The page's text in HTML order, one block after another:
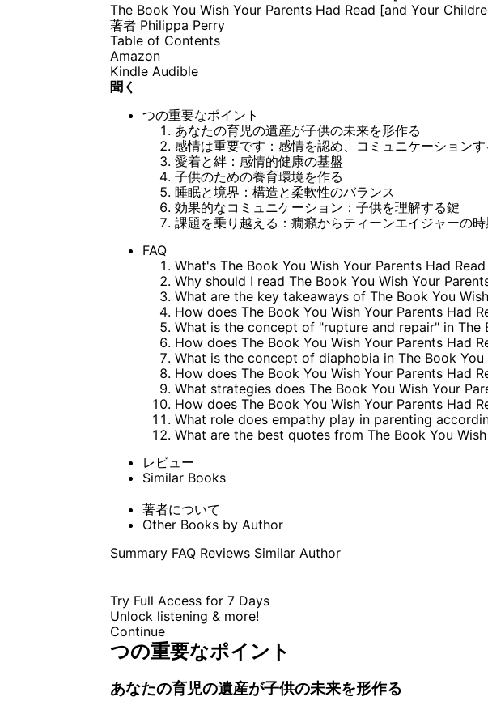
The Book You Wish Your Parents Had Read [and Your
著者 Philippa Perry
Table of Contents
Amazon
Kindle Audible
聞く
つの重要なポイント
あなたの育児の遺産が子供の未来を形作る
感情は重要です：感情を認め、コミュニケーションす
愛着と絆：感情的健康の基盤
子供のための養育環境を作る
睡眠と境界：構造と柔軟性のバランス
効果的なコミュニケーション：子供を理解する鍵
課題を乗り越える：癇癪からティーンエイジャーの
FAQ
What's The Book You Wish Your Parents Had
Why should I read The Book You Wish Your
What are the key takeaways of The Book You
How does The Book You Wish Your Parents Had
What is the concept of "rupture and repair" in The
How does The Book You Wish Your Parents Had
What is the concept of diaphobia in The Book You
How does The Book You Wish Your Parents Had
What strategies does The Book You Wish Your
How does The Book You Wish Your Parents Had
What role does empathy play in parenting
What are the best quotes from The Book You
レビュー
Similar Books
著者について
Other Books by Author
Summary FAQ Reviews Similar Author
Try Full Access for 7 Days
Unlock listening & more!
Continue
つの重要なポイント
あなたの育児の遺産が子供の未来を形作る